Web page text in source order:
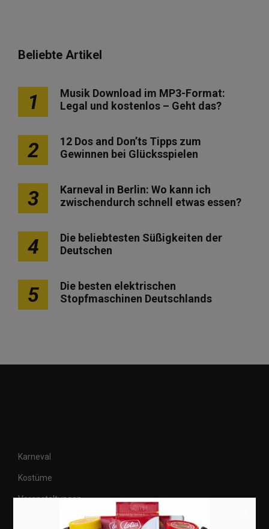
Beliebte Artikel
1
Musik Download im MP3-Format:
Legal und kostenlos – Geht das?
2
12 Dos and Don’ts Tipps zum
Gewinnen bei Glücksspielen
3
Karneval in Berlin: Wo kann ich
zwischendurch schnell etwas essen?
4
Die beliebtesten Süßigkeiten der
Deutschen
5
Die besten elektrischen
Stopfmaschinen Deutschlands
Karneval
Kostüme
Veranstaltungen